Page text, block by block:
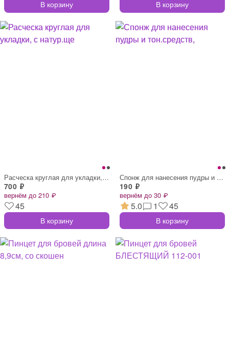
В корзину В корзину
Расческа круглая для укладки, с натур.ще
700 ₽
вернём до 210 ₽
45
В корзину
Спонж для нанесения пудры и тон.средств,
190 ₽
вернём до 30 ₽
5.0 1 45
В корзину